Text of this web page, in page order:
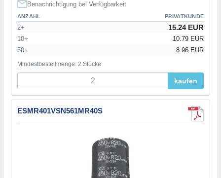
Benachrichtigung bei Verfügbarkeit
ANZAHL PRIVATKUNDE
2+ 15.24 EUR
10+
10.79 EUR
50+
8.96 EUR
Mindestbestellmenge: 2 Stücke
kaufen
ESMR401VSN561MR40S